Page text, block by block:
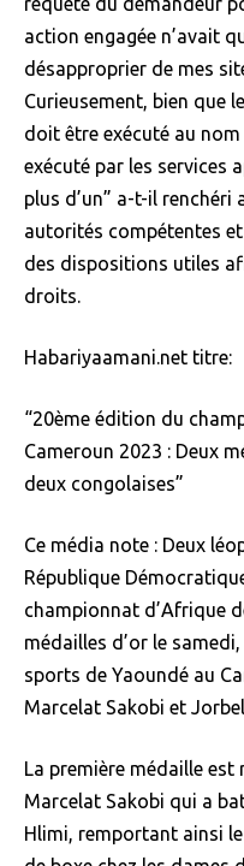
action engagée n’avait
désapproprier de mes
Curieusement, bien que
doit être exécuté au nom
exécuté par les services
plus d’un” a-t-il renchéri
autorités compétentes
des dispositions utiles
droits.
Habariyaamani.net titre:
“20ème édition du
Cameroun 2023 : Deux
deux congolaises”
Ce média note : Deux
République
championnat d’Afrique
médailles d’or le
sports de Yaoundé au
Marcelat Sakobi et
La première médaille
Marcelat Sakobi qui a
Hlimi, remportant ainsi